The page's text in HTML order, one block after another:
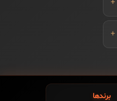
برندها